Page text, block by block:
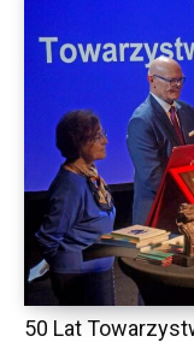
50 Lat